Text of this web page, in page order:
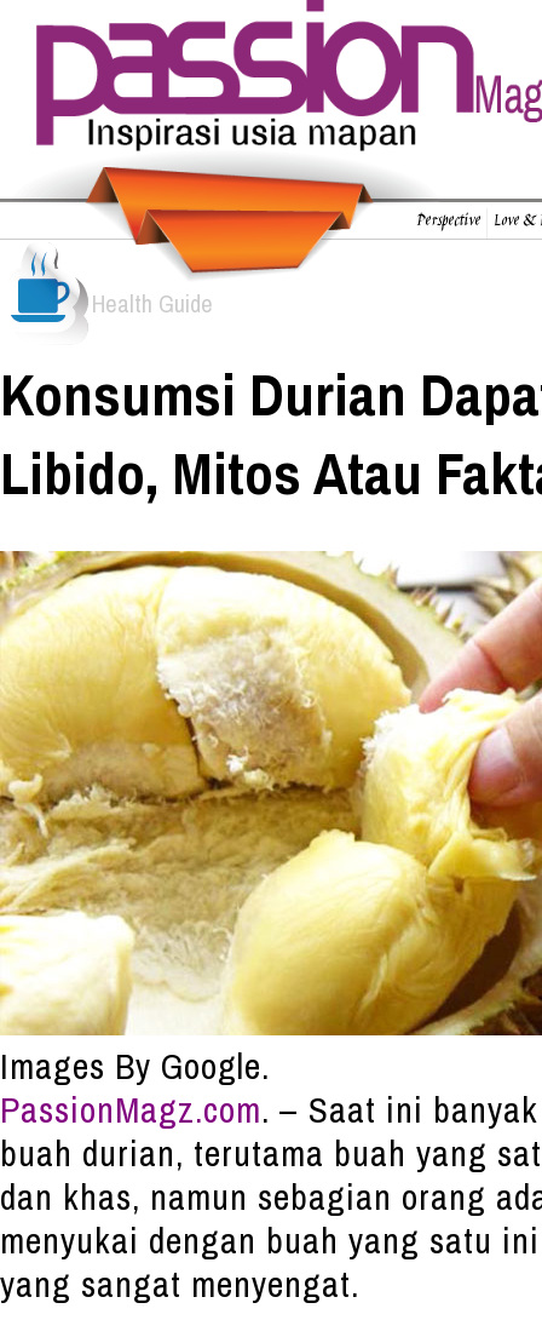
Perspective Love
Health Guide
Konsumsi Durian
Libido, Mitos Atau
Images By Google.
PassionMagz.com. – Saat ini
buah durian, terutama buah yang
dan khas, namun sebagian orang
menyukai dengan buah yang satu
yang sangat menyengat.